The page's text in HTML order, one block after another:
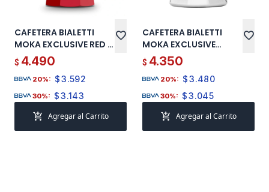
CAFETERA BIALETTI
MOKA EXCLUSIVE RED 6
TZ
favorite
$ 4.490
20%: $3.592
30%: $3.143
add_shopping_cart Agregar al Carrito
CAFETERA BIALETTI
MOKA EXCLUSIVE
INDUCTION RED 2 TZ
favorite
$ 4.350
20%: $3.480
30%: $3.045
add_shopping_cart Agregar al Carrito